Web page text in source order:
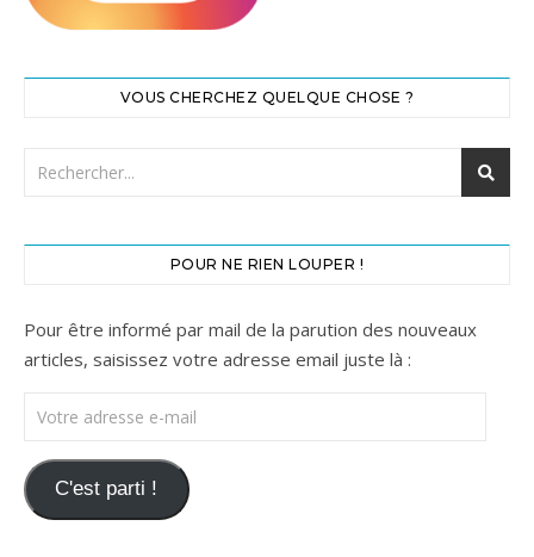
VOUS CHERCHEZ QUELQUE CHOSE ?
POUR NE RIEN LOUPER !
Pour être informé par mail de la parution des nouveaux
articles, saisissez votre adresse email juste là :
Votre adresse e-mail
C'est parti !